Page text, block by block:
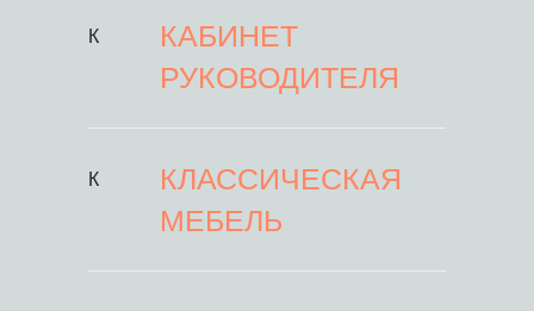
К
КАБИНЕТ
РУКОВОДИТЕЛЯ
К
КЛАССИЧЕСКАЯ
МЕБЕЛЬ